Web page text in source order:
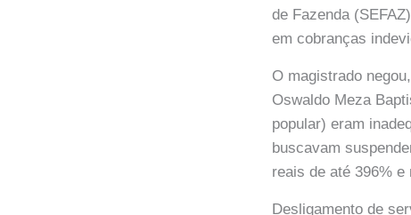
de Fazenda
em cobranças
O magistrado
Oswaldo Meza
popular) eram
buscavam
reais de até 396%
Desligamento de